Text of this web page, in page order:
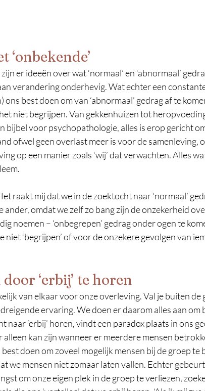
‘onbekende’
er ideeën over wat ‘normaal’ en ‘abnormaal’
verandering onderhevig. Wat echter een
ons best doen om van ‘abnormaal’ gedrag af te
niet begrijpen. Van gekkenhuizen tot
bijbel voor psychopathologie, alles is erop gericht
ofwel geen overlast meer is voor de samenleving,
op een manier zoals ‘wij’ dat verwachten. Alles
raakt mij dat we in de zoektocht naar ‘normaal’
omdat we zelf zo bang zijn de onzekerheid
noemen – ‘onbegrepen’ gedrag onder ogen te
niet ‘begrijpen’ of voor de onzekere gevolgen van
‘erbij’ te horen
van elkaar voor onze overleving. Val je buiten de
ervaring. We doen er daarom alles aan om
naar ‘erbij’ horen, vindt een paradox plaats in ons
alleen kan zijn wanneer er meerdere mensen
doen om zoveel mogelijk mensen bij de groep te
we mensen niet zomaar laten vallen. Echter
om onze eigen plek in de groep te verliezen,